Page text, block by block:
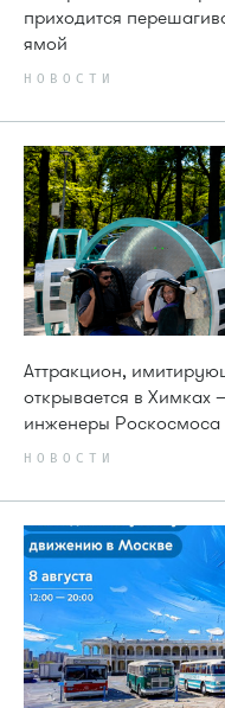
приходится
ямой
НОВОСТИ
Аттракцион,
открывается в
инженеры Роскосмоса
НОВОСТИ